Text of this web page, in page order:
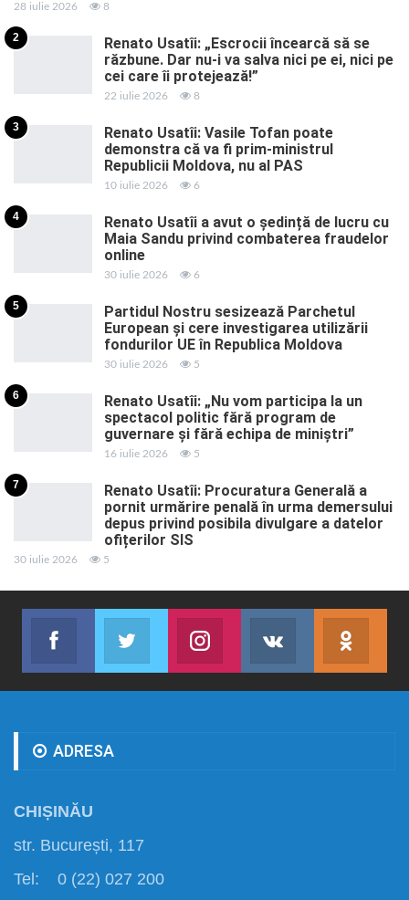
28 iulie 2026 8
2
Renato Usatîi: „Escrocii încearcă să se
răzbune. Dar nu-i va salva nici pe ei, nici pe
cei care îi protejează!”
22 iulie 2026 8
3
Renato Usatîi: Vasile Tofan poate
demonstra că va fi prim-ministrul
Republicii Moldova, nu al PAS
10 iulie 2026 6
4
Renato Usatîi a avut o ședință de lucru cu
Maia Sandu privind combaterea fraudelor
online
30 iulie 2026 6
5
Partidul Nostru sesizează Parchetul
European și cere investigarea utilizării
fondurilor UE în Republica Moldova
30 iulie 2026 5
6
Renato Usatîi: „Nu vom participa la un
spectacol politic fără program de
guvernare și fără echipa de miniștri”
16 iulie 2026 5
7
Renato Usatîi: Procuratura Generală a
pornit urmărire penală în urma demersului
depus privind posibila divulgare a datelor
ofițerilor SIS
30 iulie 2026 5
Facebook
Abonează-te
Twitter
Join us on TwitterJoin us on Instagram
Abonează-te
ADRESA
CHIȘINĂU
str. București, 117
Tel: 0 (22) 027 200